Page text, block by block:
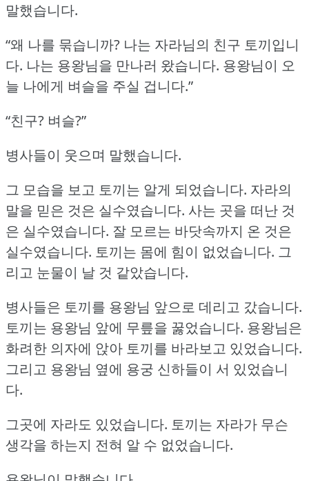
말했습니다.
“왜 나를 묶습니까? 나는 자라님의 친구 토끼입니
다. 나는 용왕님을 만나러 왔습니다. 용왕님이 오
늘 나에게 벼슬을 주실 겁니다.”
“친구? 벼슬?”
병사들이 웃으며 말했습니다.
그 모습을 보고 토끼는 알게 되었습니다. 자라의
말을 믿은 것은 실수였습니다. 사는 곳을 떠난 것
은 실수였습니다. 잘 모르는 바닷속까지 온 것은
실수였습니다. 토끼는 몸에 힘이 없었습니다. 그
리고 눈물이 날 것 같았습니다.
병사들은 토끼를 용왕님 앞으로 데리고 갔습니다.
토끼는 용왕님 앞에 무릎을 꿇었습니다. 용왕님은
화려한 의자에 앉아 토끼를 바라보고 있었습니다.
그리고 용왕님 옆에 용궁 신하들이 서 있었습니
다.
그곳에 자라도 있었습니다. 토끼는 자라가 무슨
생각을 하는지 전혀 알 수 없었습니다.